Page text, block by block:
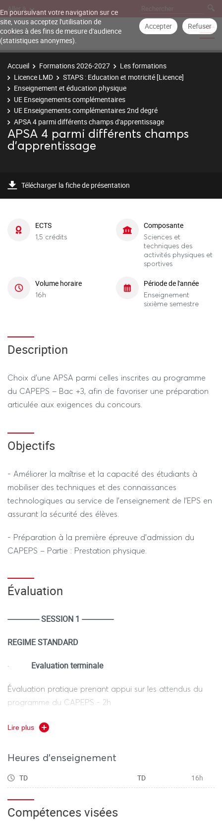
En poursuivant votre navigation sur ce
site, vous acceptez l'utilisation de
cookies à des fins de mesure d'audience
(statistiques anonymes).
Accepter Refuser
Aller à
Accueil Formations 2026-2027
Les formations
Licence LMD
STAPS : Education et motricité [Licence]
Enseignement et éducation physique
UE Enseignements complémentaires
UE Enseignements complémentaires 2nd degré
APSA 4 parmi différents champs d'apprentissage
APSA 4 parmi différents champs
d'apprentissage
Télécharger la fiche de présentation
ECTS
1,5 crédits
Composante
Sciences et
techniques des
activités physiques et
sportives
Volume horaire
16h
Période de l'année
Enseignement
sixième semestre
Description
Choix d’une APSA parmi celles inscrites au programme
du CAPEPS – Bac +3, afin de favoriser une préparation
articulée aux exigences du concours.
Objectifs
- Améliorer la maîtrise et la capacité des étudiants à
mobiliser des techniques et des connaissances
technologiques au service de l’enseignement de l’EPS en
assurant la sécurité des élèves.
- Préparation à la première épreuve d’admission du
CAPEPS – Partie : Prestation physique.
Évaluation
---------------- SESSION 1 ----------------
REGIME STANDARD
· Evaluation terminale
Évaluation pratique prenant appui sur les attendus du
programme du CAPEPS - 2h
·
programme du CAPEPS - 2h
Lire plus
Heures d'enseignement
TD TD 16h
Compétences visées